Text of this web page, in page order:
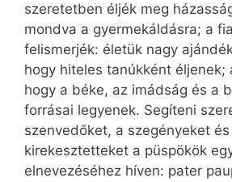
szeretetben éljék meg
mondva a gyermekáldásra; a
felismerjék: életük nagy
hogy hiteles tanúkként éljenek;
hogy a béke, az imádság és a
forrásai legyenek. Segíteni
szenvedőket, a szegényeket és
kirekesztetteket a püspökök
elnevezéséhez híven: pater